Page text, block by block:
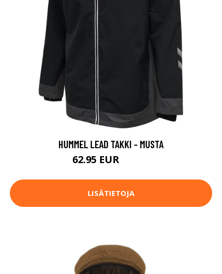
HUMMEL LEAD TAKKI - MUSTA
62.95 EUR
LISÄTIETOJA